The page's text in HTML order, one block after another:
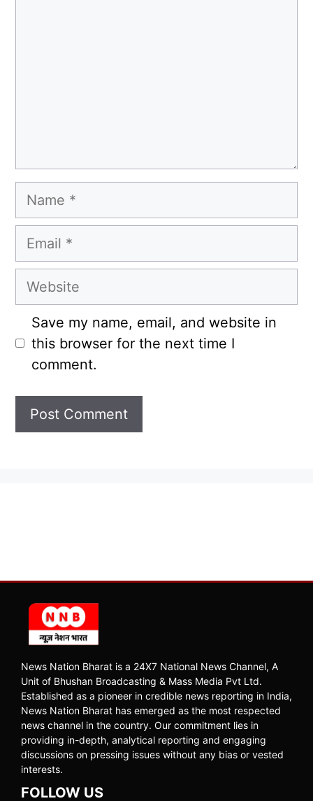
Name
Email
Website
Save my name, email, and website in
this browser for the next time I
comment.
News Nation Bharat is a 24X7 National News Channel, A
Unit of Bhushan Broadcasting & Mass Media Pvt Ltd.
Established as a pioneer in credible news reporting in India,
News Nation Bharat has emerged as the most respected
news channel in the country. Our commitment lies in
providing in-depth, analytical reporting and engaging
discussions on pressing issues without any bias or vested
interests.
FOLLOW US